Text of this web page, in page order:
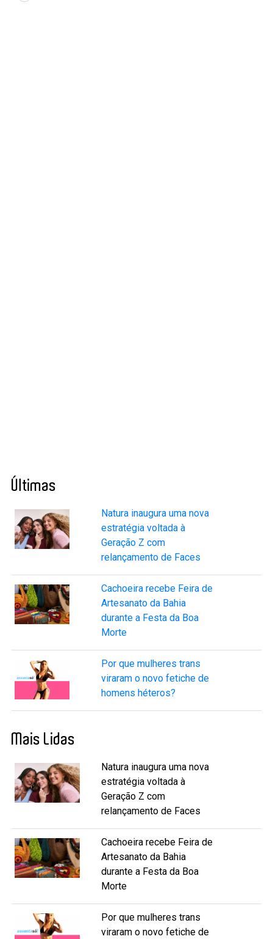
Últimas
Natura inaugura uma nova
estratégia voltada à
Geração Z com
relançamento de Faces
Cachoeira recebe Feira de
Artesanato da Bahia
durante a Festa da Boa
Morte
Por que mulheres trans
viraram o novo fetiche de
homens héteros?
Mais Lidas
Natura inaugura uma nova
estratégia voltada à
Geração Z com
relançamento de Faces
Cachoeira recebe Feira de
Artesanato da Bahia
durante a Festa da Boa
Morte
Por que mulheres trans
viraram o novo fetiche de